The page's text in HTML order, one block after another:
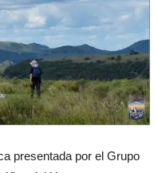
presentada por el Grupo